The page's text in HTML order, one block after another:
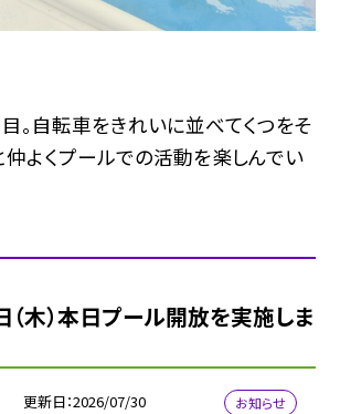
。自転車をきれいに並べてくつをそ
仲よくプールでの活動を楽しんでい
（木）本日プール開放を実施しま
更新日 2026/07/30 お知らせ